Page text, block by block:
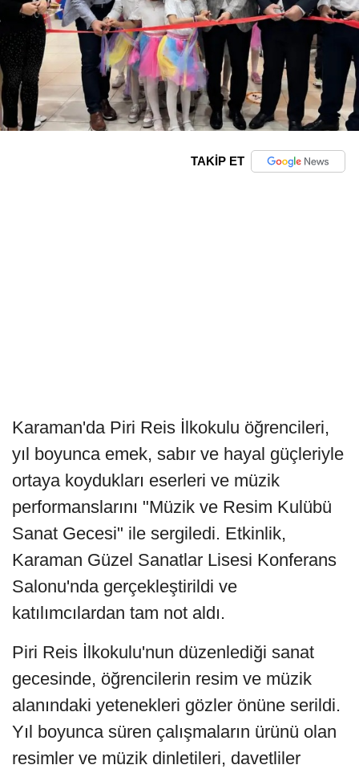
TAKİP ET
Karaman'da Piri Reis İlkokulu öğrencileri,
yıl boyunca emek, sabır ve hayal güçleriyle
ortaya koydukları eserleri ve müzik
performanslarını "Müzik ve Resim Kulübü
Sanat Gecesi" ile sergiledi. Etkinlik,
Karaman Güzel Sanatlar Lisesi Konferans
Salonu'nda gerçekleştirildi ve
katılımcılardan tam not aldı.
Piri Reis İlkokulu'nun düzenlediği sanat
gecesinde, öğrencilerin resim ve müzik
alanındaki yetenekleri gözler önüne serildi.
Yıl boyunca süren çalışmaların ürünü olan
resimler ve müzik dinletileri, davetliler